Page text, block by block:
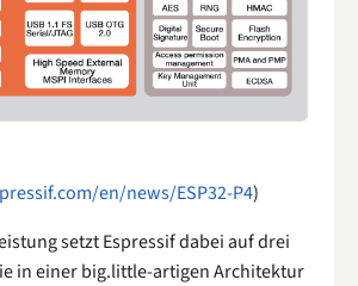
en/news/ESP32-P4)
setzt Espressif dabei auf drei
in einer big.little-artigen Architektur